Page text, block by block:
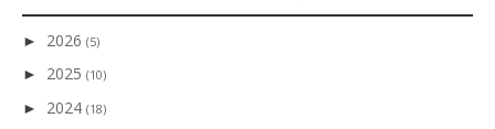
► 2026 (5)
► 2025 (10)
► 2024 (18)